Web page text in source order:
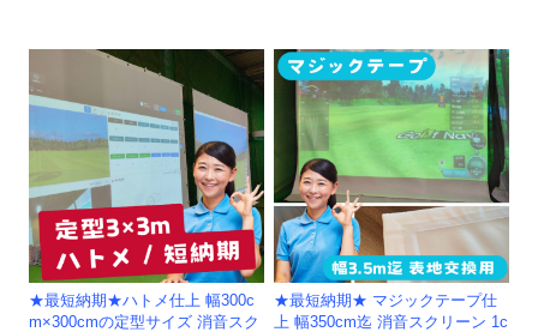
★最短納期★ハトメ仕上 幅300c
m×300cmの定型サイズ 消音スク
★最短納期★ マジックテープ仕
上 幅350cm迄 消音スクリーン 1c